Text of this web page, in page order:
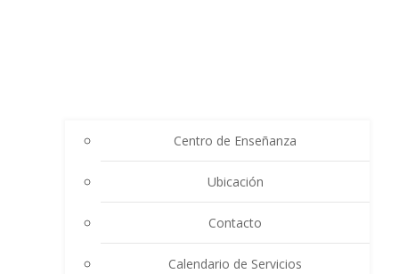
Centro de Enseñanza
Ubicación
Contacto
Calendario de Servicios